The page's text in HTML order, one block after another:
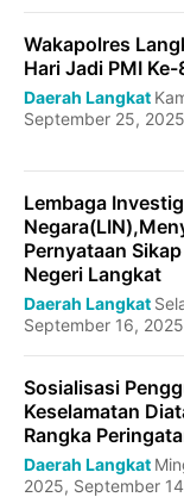
Wakapolres
Hari Jadi PMI Ke-
Daerah Langkat
September 25,
Lembaga
Pernyataan
Negeri Langkat
Daerah Langkat
September 16,
Sosialisasi
Keselamatan
Rangka
Daerah Langkat
2025, September